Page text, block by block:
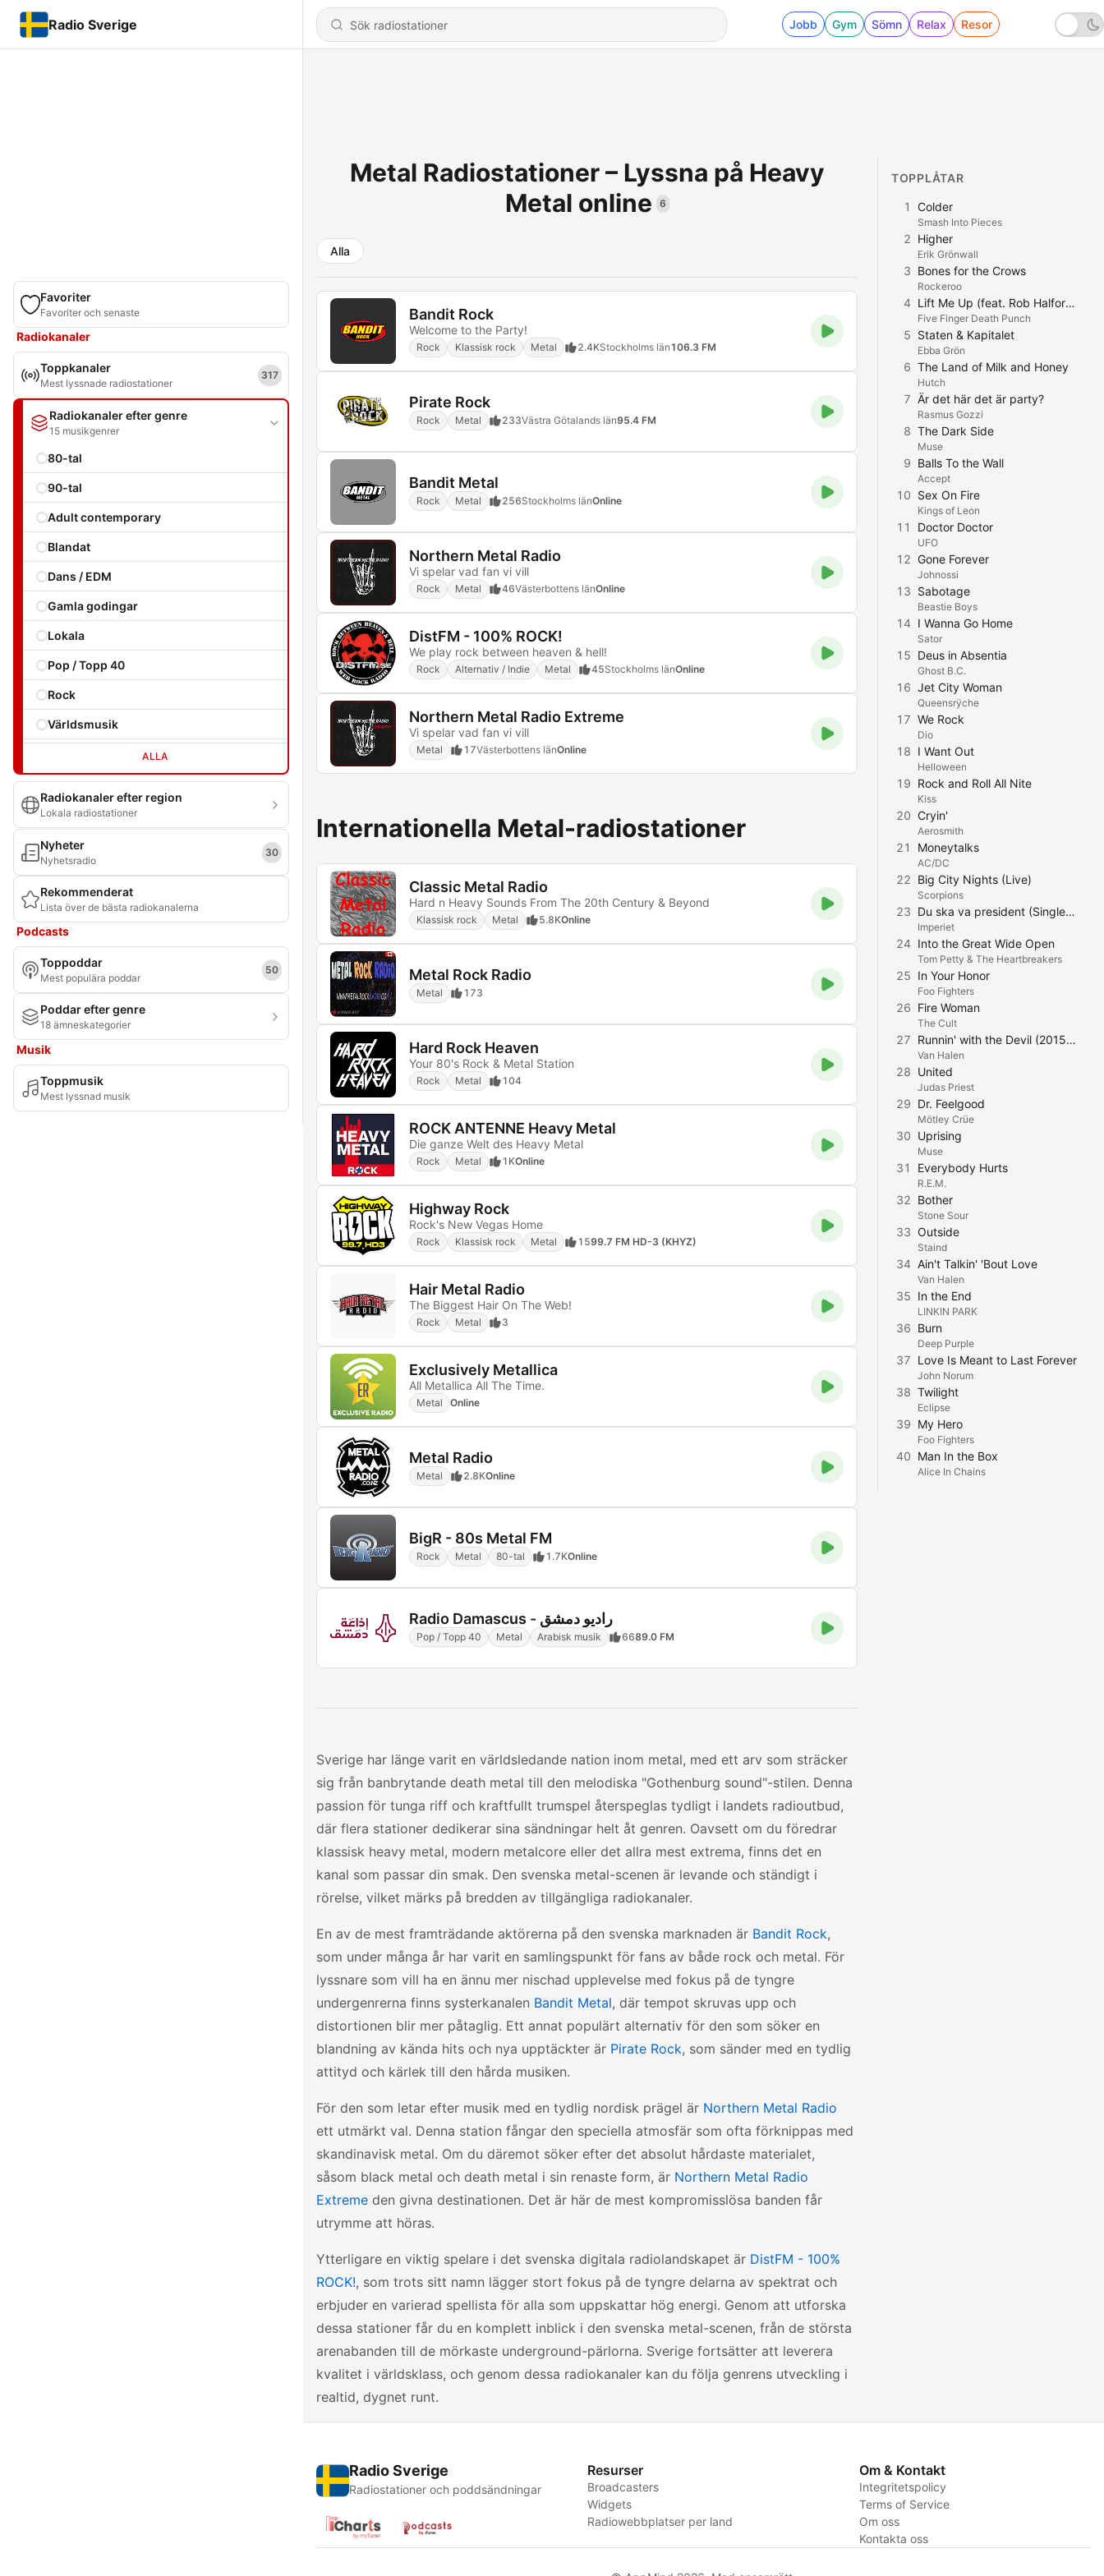
Radio Sverige Jobb Gym Sömn Relax Resor
Favoriter
Favoriter och senaste
Radiokanaler
Toppkanaler
Mest lyssnade radiostationer
317
Radiokanaler efter genre
15 musikgenrer
80-tal
90-tal
Adult contemporary
Blandat
Dans / EDM
Gamla godingar
Lokala
Pop / Topp 40
Rock
Världsmusik
ALLA
Radiokanaler efter region
Lokala radiostationer
Nyheter
Nyhetsradio
30
Rekommenderat
Lista över de bästa radiokanalerna
Podcasts
Toppoddar
Mest populära poddar
50
Poddar efter genre
18 ämneskategorier
Musik
Toppmusik
Mest lyssnad musik
Metal Radiostationer – Lyssna på Heavy
Metal online
6
Alla
Bandit Rock
Welcome to the Party!
Rock Klassisk rock Metal 2.4KStockholms län106.3 FM
Pirate Rock
Rock Metal 233Västra Götalands län95.4 FM
Bandit Metal
Rock Metal 256Stockholms länOnline
Northern Metal Radio
Vi spelar vad fan vi vill
Rock Metal 46Västerbottens länOnline
DistFM - 100% ROCK!
We play rock between heaven & hell!
Rock Alternativ / Indie Metal 45Stockholms länOnline
Northern Metal Radio Extreme
Vi spelar vad fan vi vill
Metal 17Västerbottens länOnline
Internationella Metal-radiostationer
Classic Metal Radio
Hard n Heavy Sounds From The 20th Century & Beyond
Klassisk rock Metal 5.8KOnline
Metal Rock Radio
Metal 173
Hard Rock Heaven
Your 80's Rock & Metal Station
Rock Metal 104
ROCK ANTENNE Heavy Metal
Die ganze Welt des Heavy Metal
Rock Metal 1KOnline
Highway Rock
Rock's New Vegas Home
Rock Klassisk rock Metal 1599.7 FM HD-3 (KHYZ)
Hair Metal Radio
The Biggest Hair On The Web!
Rock Metal 3
Exclusively Metallica
All Metallica All The Time.
Metal Online
Metal Radio
Metal 2.8KOnline
BigR - 80s Metal FM
Rock Metal 80-tal 1.7KOnline
Radio Damascus - راديو دمشق
Pop / Topp 40 Metal Arabisk musik 6689.0 FM
Sverige har länge varit en världsledande nation inom metal, med ett arv som sträcker
sig från banbrytande death metal till den melodiska "Gothenburg sound"-stilen. Denna
passion för tunga riff och kraftfullt trumspel återspeglas tydligt i landets radioutbud,
där flera stationer dedikerar sina sändningar helt åt genren. Oavsett om du föredrar
klassisk heavy metal, modern metalcore eller det allra mest extrema, finns det en
kanal som passar din smak. Den svenska metal-scenen är levande och ständigt i
rörelse, vilket märks på bredden av tillgängliga radiokanaler.
En av de mest framträdande aktörerna på den svenska marknaden är Bandit Rock,
som under många år har varit en samlingspunkt för fans av både rock och metal. För
lyssnare som vill ha en ännu mer nischad upplevelse med fokus på de tyngre
undergenrerna finns systerkanalen Bandit Metal, där tempot skruvas upp och
distortionen blir mer påtaglig. Ett annat populärt alternativ för den som söker en
blandning av kända hits och nya upptäckter är Pirate Rock, som sänder med en tydlig
attityd och kärlek till den hårda musiken.
För den som letar efter musik med en tydlig nordisk prägel är Northern Metal Radio
ett utmärkt val. Denna station fångar den speciella atmosfär som ofta förknippas med
skandinavisk metal. Om du däremot söker efter det absolut hårdaste materialet,
såsom black metal och death metal i sin renaste form, är Northern Metal Radio
Extreme den givna destinationen. Det är här de mest kompromisslösa banden får
utrymme att höras.
Ytterligare en viktig spelare i det svenska digitala radiolandskapet är DistFM - 100%
ROCK!, som trots sitt namn lägger stort fokus på de tyngre delarna av spektrat och
erbjuder en varierad spellista för alla som uppskattar hög energi. Genom att utforska
dessa stationer får du en komplett inblick i den svenska metal-scenen, från de största
arenabanden till de mörkaste underground-pärlorna. Sverige fortsätter att leverera
kvalitet i världsklass, och genom dessa radiokanaler kan du följa genrens utveckling i
realtid, dygnet runt.
TOPPLÅTAR
1 Colder
Smash Into Pieces
2 Higher
Erik Grönwall
3 Bones for the Crows
Rockeroo
4 Lift Me Up (feat. Rob Halford of Judas Priest)
Five Finger Death Punch
5 Staten & Kapitalet
Ebba Grön
6 The Land of Milk and Honey
Hutch
7 Är det här det är party?
Rasmus Gozzi
8 The Dark Side
Muse
9 Balls To the Wall
Accept
10 Sex On Fire
Kings of Leon
11 Doctor Doctor
UFO
12 Gone Forever
Johnossi
13 Sabotage
Beastie Boys
14 I Wanna Go Home
Sator
15 Deus in Absentia
Ghost B.C.
16 Jet City Woman
Queensrÿche
17 We Rock
Dio
18 I Want Out
Helloween
19 Rock and Roll All Nite
Kiss
20 Cryin'
Aerosmith
21 Moneytalks
AC/DC
22 Big City Nights (Live)
Scorpions
23 Du ska va president (Single Version)
Imperiet
24 Into the Great Wide Open
Tom Petty & The Heartbreakers
25 In Your Honor
Foo Fighters
26 Fire Woman
The Cult
27 Runnin' with the Devil (2015 Remaster)
Van Halen
28 United
Judas Priest
29 Dr. Feelgood
Mötley Crüe
30 Uprising
Muse
31 Everybody Hurts
R.E.M.
32 Bother
Stone Sour
33 Outside
Staind
34 Ain't Talkin' 'Bout Love
Van Halen
35 In the End
LINKIN PARK
36 Burn
Deep Purple
37 Love Is Meant to Last Forever
John Norum
38 Twilight
Eclipse
39 My Hero
Foo Fighters
40 Man In the Box
Alice In Chains
Radio Sverige
Radiostationer och poddsändningar
Resurser
Broadcasters
Widgets
Radiowebbplatser per land
Om & Kontakt
Integritetspolicy
Terms of Service
Om oss
Kontakta oss